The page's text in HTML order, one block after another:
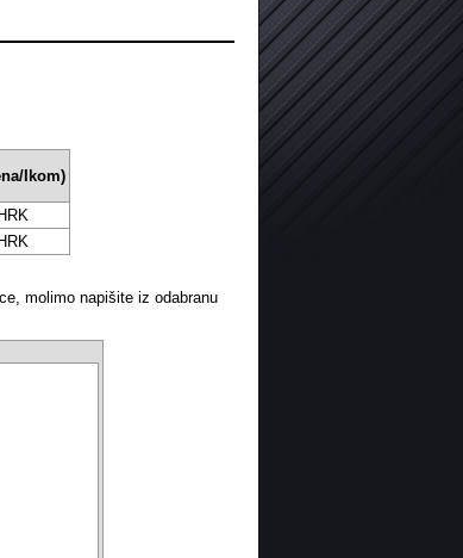
Ikom)
molimo napišite iz odabranu